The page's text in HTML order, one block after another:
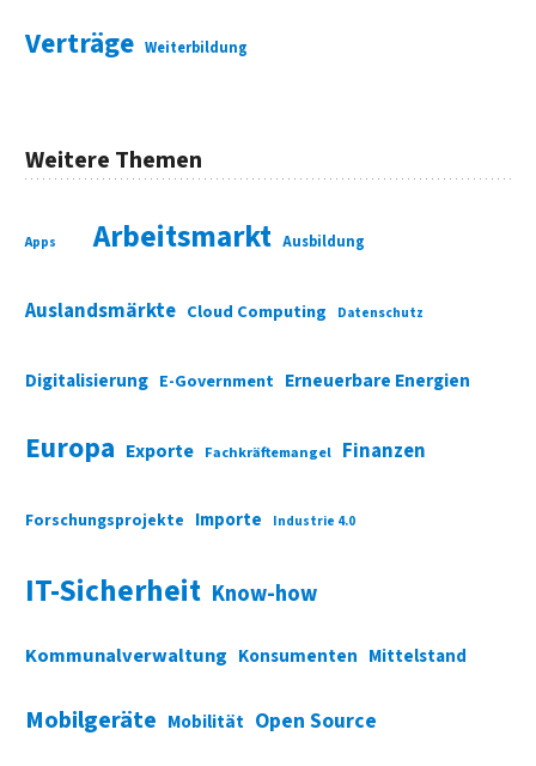
Verträge Weiterbildung
Weitere Themen
Apps Arbeitsmarkt Ausbildung
Auslandsmärkte Cloud Computing Datenschutz
Digitalisierung E-Government Erneuerbare Energien
Europa Exporte Fachkräftemangel Finanzen
Forschungsprojekte Importe Industrie 4.0
IT-Sicherheit Know-how
Kommunalverwaltung Konsumenten Mittelstand
Mobilgeräte Mobilität Open Source